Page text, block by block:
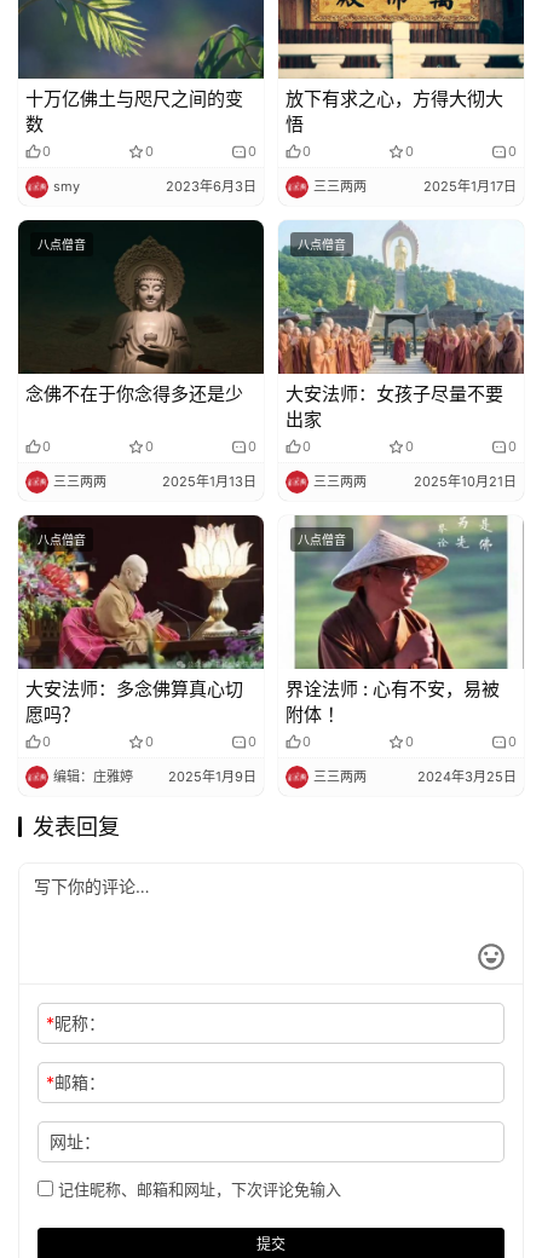
十万亿佛土与咫尺之间的变
数
0 0 0
smy 2023年6月3日
放下有求之心，方得大彻大
悟
0 0 0
三三两两 2025年1月17日
八点僧音
念佛不在于你念得多还是少
0 0 0
三三两两 2025年1月13日
八点僧音
大安法师：女孩子尽量不要
出家
0 0 0
三三两两 2025年10月21日
八点僧音
大安法师：多念佛算真心切
愿吗？
0 0 0
编辑：庄雅婷 2025年1月9日
八点僧音
界诠法师 : 心有不安，易被
附体 ！
0 0 0
三三两两 2024年3月25日
发表回复
*昵称：
*邮箱：
网址：
记住昵称、邮箱和网址，下次评论免输入
提交